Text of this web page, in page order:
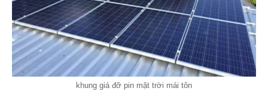
khung giá đỡ pin mặt trời mái tôn